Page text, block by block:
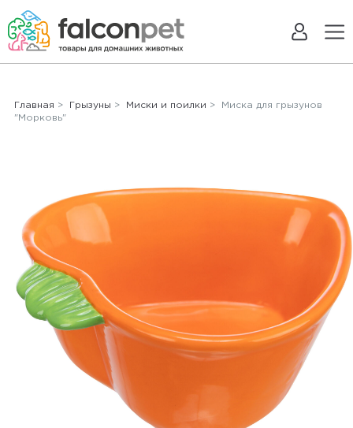
Главная > Грызуны > Миски и поилки > Миска для грызунов
"Морковь"